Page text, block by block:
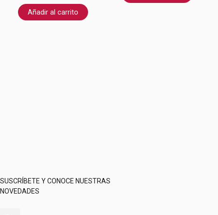
Añadir al carrito
SUSCRÍBETE Y CONOCE NUESTRAS
NOVEDADES